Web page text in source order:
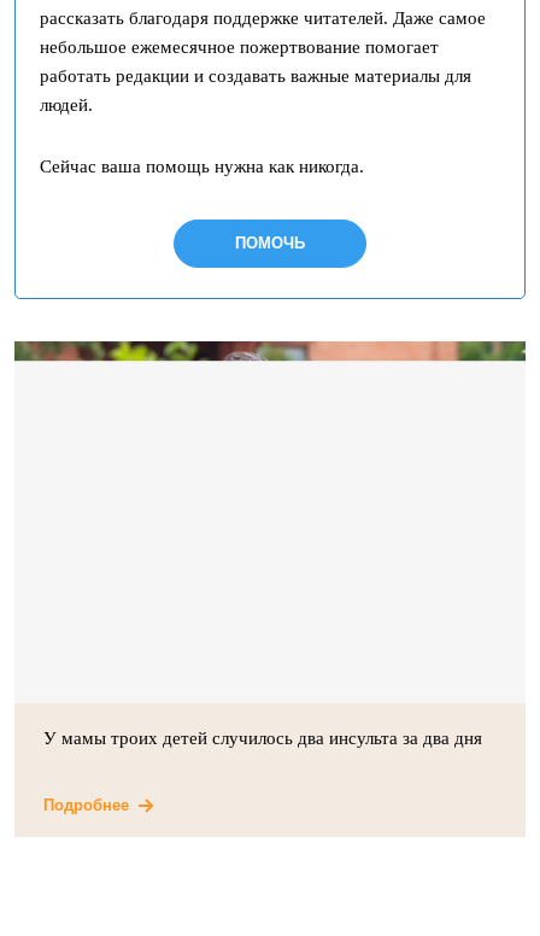
рассказать благодаря поддержке читателей. Даже самое
небольшое ежемесячное пожертвование помогает
работать редакции и создавать важные материалы для
людей.
Сейчас ваша помощь нужна как никогда.
ПОМОЧЬ
У мамы троих детей случилось два инсульта за два дня
Подробнее